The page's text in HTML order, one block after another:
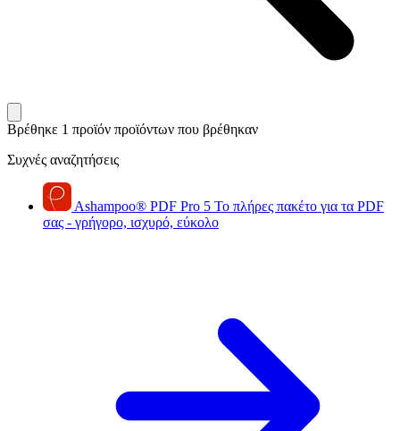
Βρέθηκε 1 προϊόν προϊόντων που βρέθηκαν
Συχνές αναζητήσεις
Ashampoo® PDF Pro 5 Το πλήρες πακέτο για τα PDF
σας - γρήγορο, ισχυρό, εύκολο